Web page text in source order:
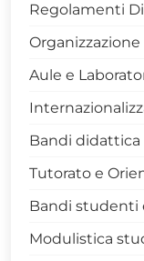
> LM
> LM
> Scienze
> Tecnologie
> Tecnologie
Rapporto-
Regolamenti
Aule e
Bandi didattica
Tutorato e
Bandi studenti
Modulistica